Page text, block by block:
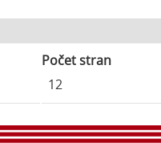
Počet stran
12